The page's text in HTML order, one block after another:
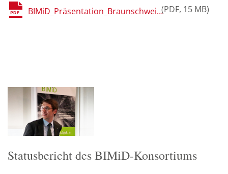
BIMiD_Präsentation_Braunschweig_Madl_Statusbericht.pdfPDF 15 MB
Statusbericht des BIMiD-Konsortiums